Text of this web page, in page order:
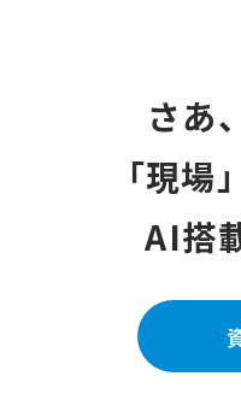
さあ
「現場
AI搭